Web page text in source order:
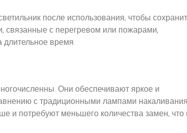
после использования, чтобы
связанные с перегревом или пожарами,
длительное время.
Они обеспечивают яркое и
с традиционными лампами
и потребуют меньшего количества замен, что